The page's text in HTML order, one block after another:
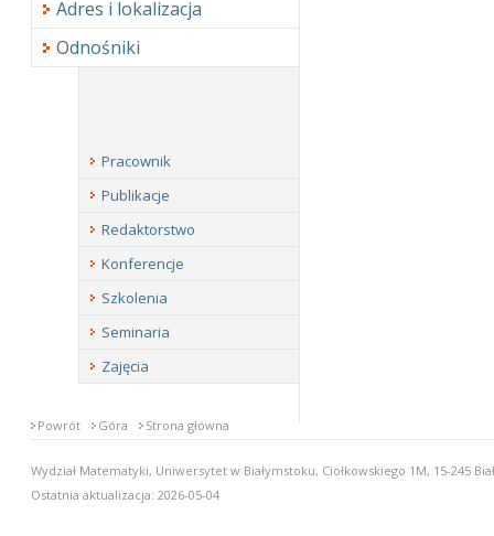
Adres i lokalizacja
Odnośniki
Pracownik
Publikacje
Redaktorstwo
Konferencje
Szkolenia
Seminaria
Zajęcia
Powrót Góra Strona główna
Wydział Matematyki, Uniwersytet w Białymstoku, Ciołkowskiego 1M, 15-245
Ostatnia aktualizacja: 2026-05-04